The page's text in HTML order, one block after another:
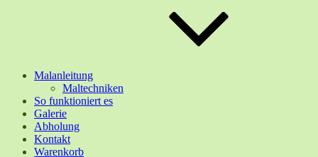
Malanleitung
Maltechniken
So funktioniert es
Galerie
Abholung
Kontakt
Warenkorb